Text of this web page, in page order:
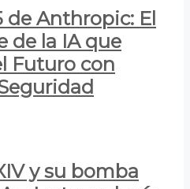
de Anthropic: El
de la IA que
Futuro con
y su bomba